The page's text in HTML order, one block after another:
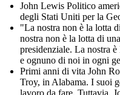
John Lewis Politico
degli Stati Uniti per la
"La nostra non è la lotta
nostra non è la lotta di
presidenziale. La nostra
e ognuno di noi in ogni
Primi anni di vita John
Troy, in Alabama. I suoi
lavoro da fare. Tuttavia,